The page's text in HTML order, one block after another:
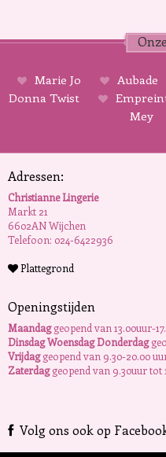
Marie Jo Aubade
Donna Twist
Mey
Adressen:
Christianne Lingerie
Markt 21
6602AN Wijchen
Telefoon: 024-6422936
Plattegrond
Openingstijden
Maandaggeopend van 13.00uur-
Dinsdag Woensdag Donderdag
Vrijdaggeopend van 9.30-20.00
Zaterdaggeopend van 9.30uur tot
Volg ons ook op